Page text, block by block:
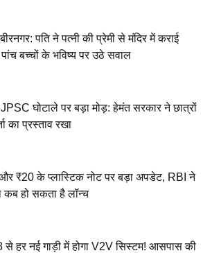
पति ने पत्नी की प्रेमी से मंदिर में कराई
पांच बच्चों के भविष्य पर उठे सवाल
JPSC घोटाले पर बड़ा मोड़: हेमंत सरकार ने छात्रों
का प्रस्ताव रखा
₹20 के प्लास्टिक नोट पर बड़ा अपडेट, RBI ने
कब हो सकता है लॉन्च
से हर नई गाड़ी में होगा V2V सिस्टम! आसपास की